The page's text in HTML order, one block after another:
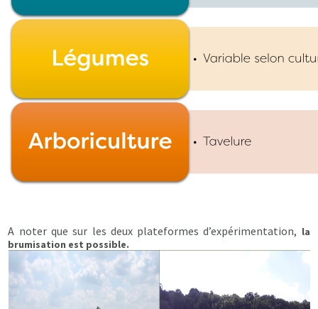
A noter que sur les deux plateformes d’expérimentation, la
brumisation est possible.